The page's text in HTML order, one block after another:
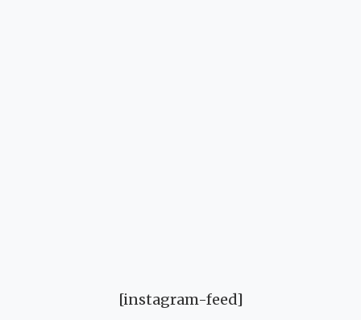
[instagram-feed]